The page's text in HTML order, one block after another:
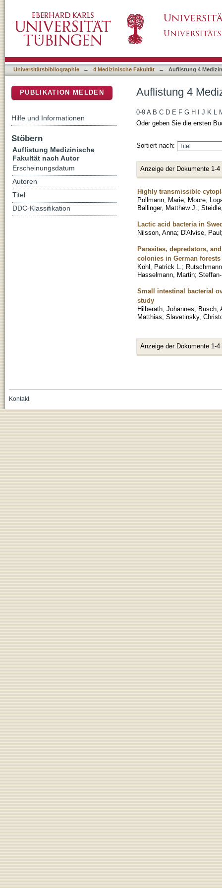
Universitätsbibliographie → 4 Medizinische Fakultät → Auflistung 4
Auflistung 4
0-9 A B C D E F G H J K L
Oder geben Sie die ersten
Sortiert nach:
Anzeige der Dokumente 1-4
Highly transmissible
Pollmann, Marie; Moore,
Ballinger, Matthew J. ;
Lactic acid bacteria in
Nilsson, Anna; D'Alvise, Paul
Parasites, depredators,
colonies in German forests
Kohl, Patrick L. ;
Hasselmann, Martin;
Small intestinal bacterial
study
Hilberath, Johannes; Busch,
Matthias; Slavetinsky,
Anzeige der Dokumente 1-4
PUBLIKATION MELDEN
Hilfe und Informationen
Stöbern
Auflistung Medizinische
Fakultät nach Autor
Erscheinungsdatum
Autoren
Titel
DDC-Klassifikation
Kontakt